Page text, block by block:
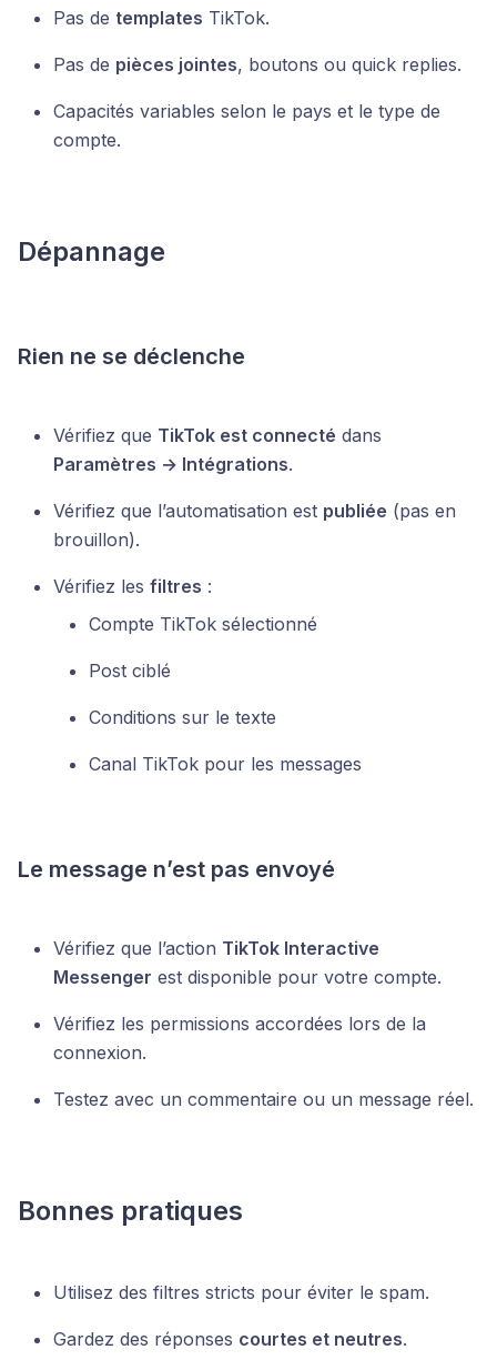
Pas de templates TikTok.
Pas de pièces jointes, boutons ou quick replies.
Capacités variables selon le pays et le type de
compte.
Dépannage
Rien ne se déclenche
Vérifiez que TikTok est connecté dans
Paramètres → Intégrations.
Vérifiez que l’automatisation est publiée (pas en
brouillon).
Vérifiez les filtres :
Compte TikTok sélectionné
Post ciblé
Conditions sur le texte
Canal TikTok pour les messages
Le message n’est pas envoyé
Vérifiez que l’action TikTok Interactive
Messenger est disponible pour votre compte.
Vérifiez les permissions accordées lors de la
connexion.
Testez avec un commentaire ou un message réel.
Bonnes pratiques
Utilisez des filtres stricts pour éviter le spam.
Gardez des réponses courtes et neutres.